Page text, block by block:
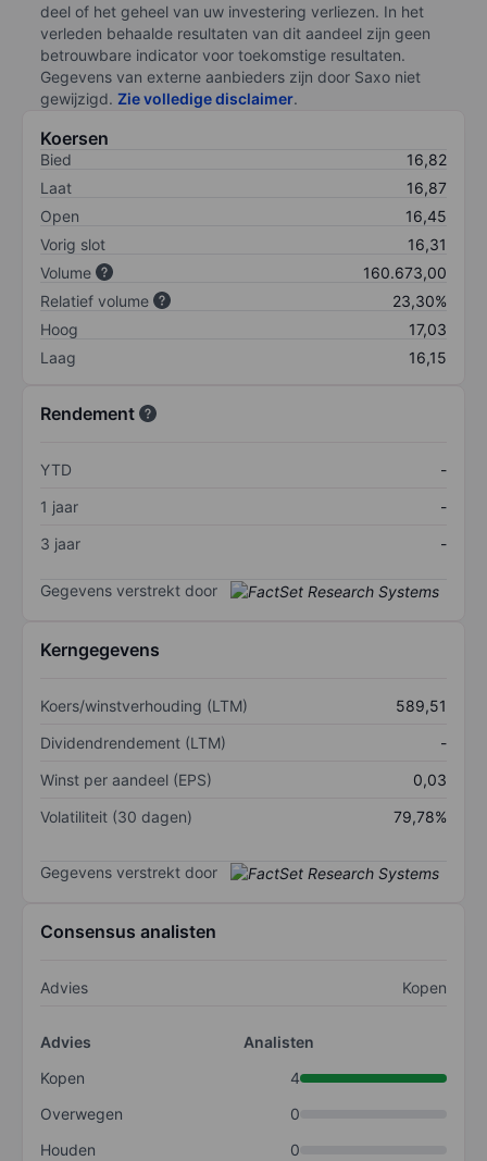
deel of het geheel van uw investering verliezen. In het
verleden behaalde resultaten van dit aandeel zijn geen
betrouwbare indicator voor toekomstige resultaten.
Gegevens van externe aanbieders zijn door Saxo niet
gewijzigd. Zie volledige disclaimer.
Koersen
Bied
16,82
Laat
16,87
Open
16,45
Vorig slot
16,31
Volume
160.673,00
Relatief volume
23,30%
Hoog
17,03
Laag
16,15
Rendement
YTD
-
1 jaar
-
3 jaar
-
Gegevens verstrekt door
Kerngegevens
Koers/winstverhouding (LTM)
589,51
Dividendrendement (LTM)
-
Winst per aandeel (EPS)
0,03
Volatiliteit (30 dagen)
79,78%
Gegevens verstrekt door
Consensus analisten
Advies Kopen
Advies
Analisten
Kopen
4
Overwegen
0
Houden
0